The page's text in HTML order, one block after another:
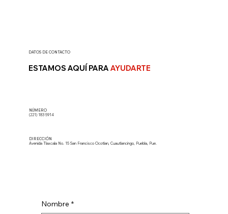
Nombre *
DATOS DE CONTACTO
DIRECCIÓN
Avenida Tlaxcala No. 15 San Francisco Ocotlan, Cuautlancingo, Puebla, Pue.
NÚMERO
(221) 183 5914
ESTAMOS AQUÍ PARA AYUDARTE